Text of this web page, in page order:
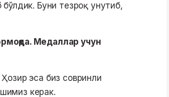
Буни тезроқ унутиб,
Медаллар учун
эса биз совринли
керак.